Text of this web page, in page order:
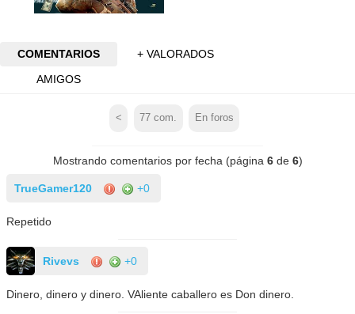
COMENTARIOS
+ VALORADOS
AMIGOS
< 77 com. En foros
Mostrando comentarios por fecha (página 6de 6)
TrueGamer120 +0
Repetido
Rivevs +0
Dinero, dinero y dinero. VAliente caballero es Don dinero.